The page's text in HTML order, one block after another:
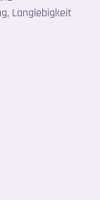
Langlebigkeit